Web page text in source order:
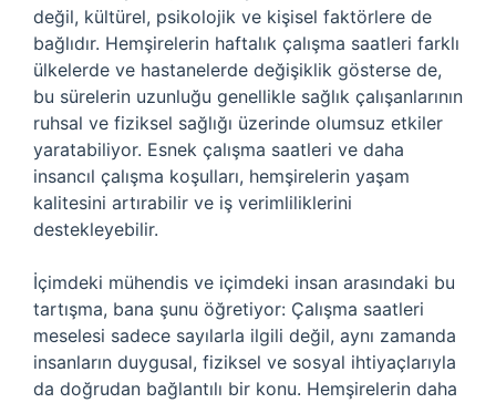
değil, kültürel, psikolojik ve kişisel faktörlere de
bağlıdır. Hemşirelerin haftalık çalışma saatleri farklı
ülkelerde ve hastanelerde değişiklik gösterse de,
bu sürelerin uzunluğu genellikle sağlık çalışanlarının
ruhsal ve fiziksel sağlığı üzerinde olumsuz etkiler
yaratabiliyor. Esnek çalışma saatleri ve daha
insancıl çalışma koşulları, hemşirelerin yaşam
kalitesini artırabilir ve iş verimliliklerini
destekleyebilir.
İçimdeki mühendis ve içimdeki insan arasındaki bu
tartışma, bana şunu öğretiyor: Çalışma saatleri
meselesi sadece sayılarla ilgili değil, aynı zamanda
insanların duygusal, fiziksel ve sosyal ihtiyaçlarıyla
da doğrudan bağlantılı bir konu. Hemşirelerin daha